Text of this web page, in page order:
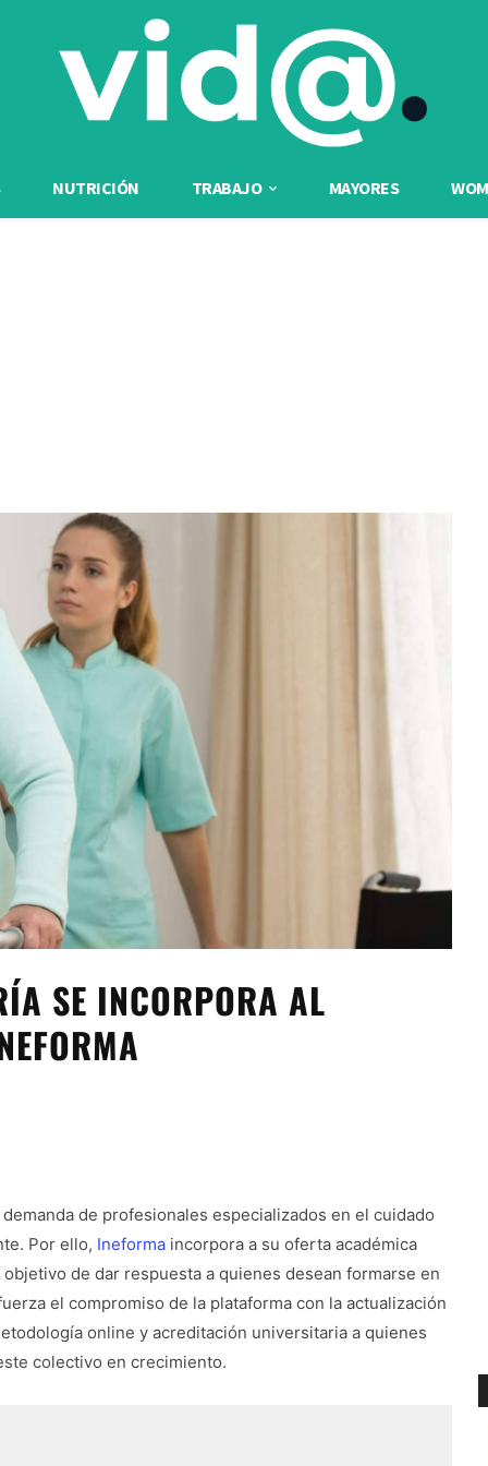
NUTRICIÓN TRABAJO MAYORES
SE INCORPORA AL
de profesionales especializados en el cuidado
Por ello, Ineforma incorpora a su oferta académica
objetivo de dar respuesta a quienes desean formarse en
el compromiso de la plataforma con la actualización
online y acreditación universitaria a quienes
colectivo en crecimiento.